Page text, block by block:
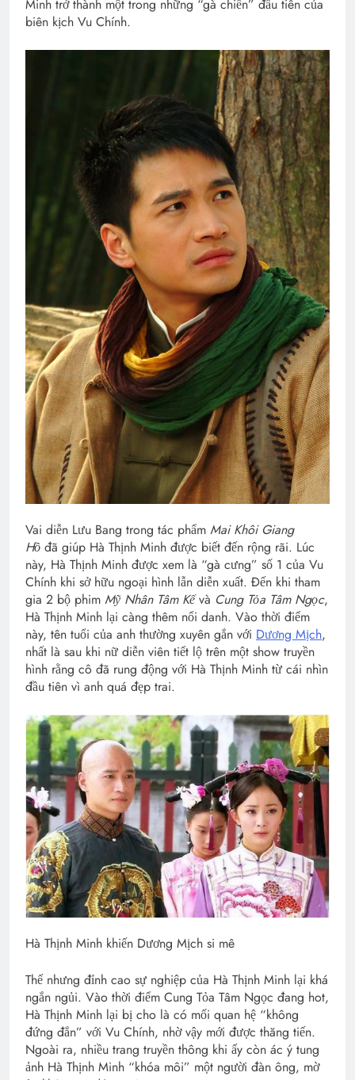
Minh trở thành một trong những “gà chiến” đầu tiên của
biên kịch Vu Chính.
Vai diễn Lưu Bang trong tác phẩm Mai Khôi Giang
Hồ đã giúp Hà Thịnh Minh được biết đến rộng rãi. Lúc
này, Hà Thịnh Minh được xem là “gà cưng” số 1 của Vu
Chính khi sở hữu ngoại hình lẫn diễn xuất. Đến khi tham
gia 2 bộ phim Mỹ Nhân Tâm Kếvà Cung Tỏa Tâm Ngọc,
Hà Thịnh Minh lại càng thêm nổi danh. Vào thời điểm
này, tên tuổi của anh thường xuyên gắn với Dương Mịch,
nhất là sau khi nữ diễn viên tiết lộ trên một show truyền
hình rằng cô đã rung động với Hà Thịnh Minh từ cái nhìn
đầu tiên vì anh quá đẹp trai.
Hà Thịnh Minh khiến Dương Mịch si mê
Thế nhưng đỉnh cao sự nghiệp của Hà Thịnh Minh lại khá
ngắn ngủi. Vào thời điểm Cung Tỏa Tâm Ngọc đang hot,
Hà Thịnh Minh lại bị cho là có mối quan hệ “không
đứng đắn” với Vu Chính, nhờ vậy mới được thăng tiến.
Ngoài ra, nhiều trang truyền thông khi ấy còn ác ý tung
ảnh Hà Thịnh Minh “khóa môi” một người đàn ông, mờ